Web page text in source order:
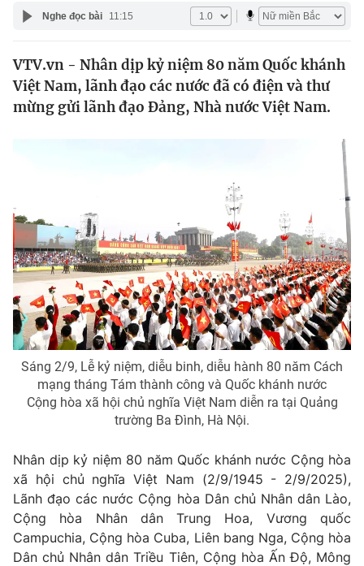
Thế giới
Thị trường
Góc doanh nghiệp
Truyền hình
Phim VTV
Hậu trường
Nhân vật
Khán giả
Giải sao mai
Giải trí
Điện ảnh
Âm nhạc
Đời sống
Du lịch
Làm đẹp
Chất lượng cuộc sống
Giáo dục
Tuyển sinh
Hitech Công nghệ tương lai
Sản phẩm
Thị trường
Tư vấn
Giao lưu trực tuyến
Lịch phát sóng
Giáo dục
Nghe đọc bài 11:15
VTV.vn - Nhân dịp kỷ niệm 80 năm Quốc khánh
Việt Nam, lãnh đạo các nước đã có điện và thư
mừng gửi lãnh đạo Đảng, Nhà nước Việt Nam.
Sáng 2/9, Lễ kỷ niệm, diễu binh, diễu hành 80 năm Cách
mạng tháng Tám thành công và Quốc khánh nước
Cộng hòa xã hội chủ nghĩa Việt Nam diễn ra tại Quảng
trường Ba Đình, Hà Nội.
Nhân dịp kỷ niệm 80 năm Quốc khánh nước Cộng hòa
xã hội chủ nghĩa Việt Nam (2/9/1945 - 2/9/2025),
Lãnh đạo các nước Cộng hòa Dân chủ Nhân dân Lào,
Cộng hòa Nhân dân Trung Hoa, Vương quốc
Campuchia, Cộng hòa Cuba, Liên bang Nga, Cộng hòa
Dân chủ Nhân dân Triều Tiên, Cộng hòa Ấn Độ, Mông